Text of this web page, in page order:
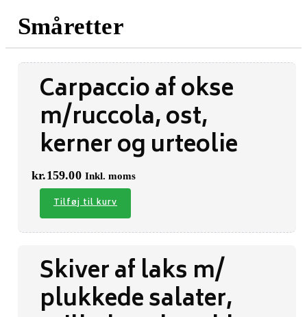
Småretter
Carpaccio af okse
m/ruccola, ost,
kerner og urteolie
kr.159.00 Inkl. moms
Tilføj til kurv
Skiver af laks m/
plukkede salater,